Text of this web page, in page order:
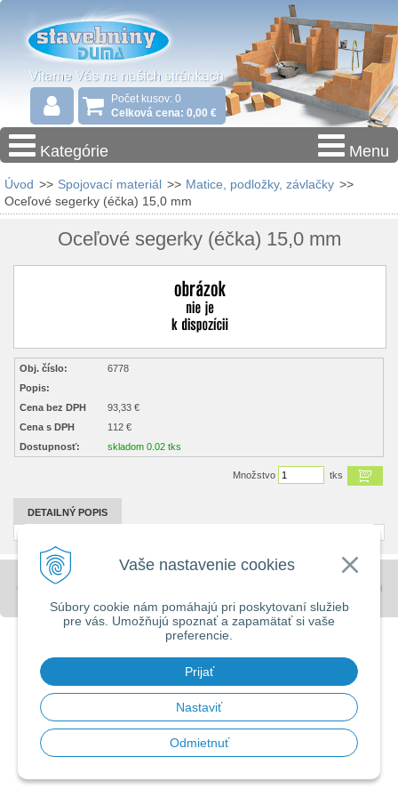
Vaše nastavenie cookies
Súbory cookie nám pomáhajú pri poskytovaní služieb
pre vás. Umožňujú spoznať a zapamätať si vaše
preferencie.
Prijať
Nastaviť
Odmietnuť
Počet kusov: 0
Celková cena: 0,00 €
Kategórie Menu
Úvod >> Spojovací materiál >> Matice, podložky, závlačky >>
Oceľové segerky (éčka) 15,0 mm
Oceľové segerky (éčka) 15,0 mm
Obj. číslo:
6778
Popis:
Cena bez DPH
93,33 €
Cena s DPH
112 €
Dostupnosť:
skladom 0.02 tks
Množstvo tks
DETAILNÝ POPIS
© 2026 Stavebniny - DUMA •
spoločnosti
WEBYGROUP